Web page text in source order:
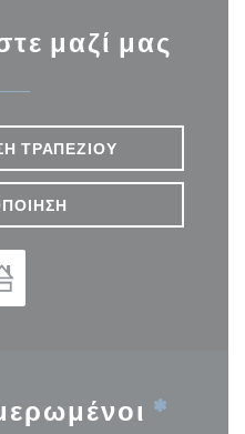
μαζί μας
ΤΡΑΠΕΖΙΟΎ
*